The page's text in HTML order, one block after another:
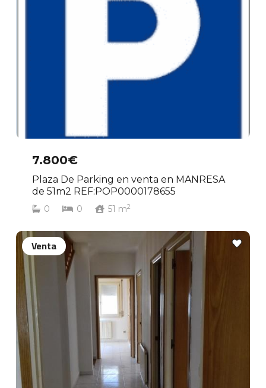
7.800€
Plaza De Parking en venta en MANRESA
de 51m2 REF:POP0000178655
0 0 51 m2
Venta